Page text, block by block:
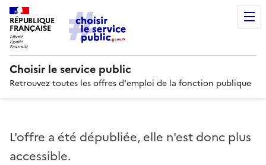
RÉPUBLIQUE
FRANÇAISE
Choisir le service public
Retrouvez toutes les offres d'emploi de la fonction publique
L'offre a été dépubliée, elle n'est donc plus
accessible.